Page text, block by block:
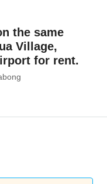
the same
Village,
for rent.